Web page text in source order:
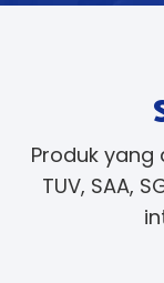
Produk
TUV, SAA,